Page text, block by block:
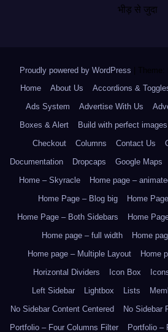
भीड़ से जुदा
Proudly powered by WordPress Theme:
Home
About Us Accordions &
Ads System
Advertise With Us
Boxes & Alert
Build with perfect
Checkout
Columns Contact Us
Documentation
Dropcaps Google Maps
Home – Skyracle
Home page –
Home Page – Blog big
Home
Home Page – Both Sidebars
Home
Home page – full width
Home
Home page – Multiple Layout
Home
Horizontal Dividers
Icon Box
Left Sidebar
Lightbox Lists
No Sidebar Content Centered
No Sidebar
Portfolio – Four Columns Filter
Portfolio –